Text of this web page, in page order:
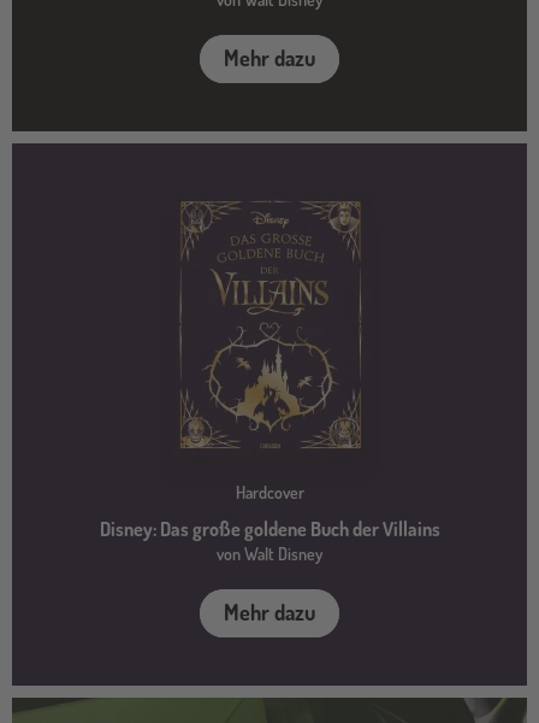
Mehr dazu
Hardcover
Disney: Das große goldene Buch der Villains
von Walt Disney
Mehr dazu